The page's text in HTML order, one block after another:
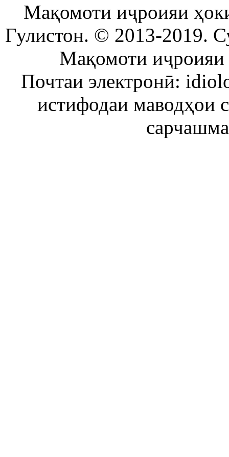
Мақомоти иҷроияи
Гулистон. © 2013-2019.
Мақомоти иҷроияи
Почтаи электронӣ:
истифодаи маводҳои